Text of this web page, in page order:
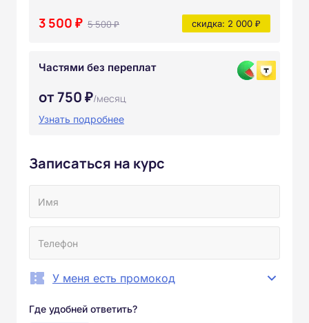
3 500 ₽ 5 500 ₽ скидка: 2 000 ₽
Частями без переплат
от 750 ₽/месяц
Узнать подробнее
Записаться на курс
У меня есть промокод
Где удобней ответить?